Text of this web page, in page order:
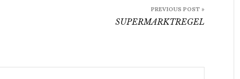
PREVIOUS POST »
SUPERMARKTREGEL